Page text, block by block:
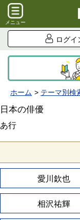
メニュー
ログイ
ホーム テーマ別検
日本の俳優
あ行
愛川欽也
相沢祐輝